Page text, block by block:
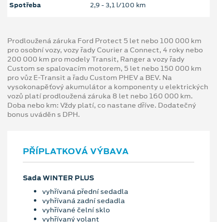
Spotřeba 2,9 ‐ 3,1 l/100 km
Prodloužená záruka Ford Protect 5 let nebo 100 000 km
pro osobní vozy, vozy řady Courier a Connect, 4 roky nebo
200 000 km pro modely Transit, Ranger a vozy řady
Custom se spalovacím motorem, 5 let nebo 150 000 km
pro vůz E-Transit a řadu Custom PHEV a BEV. Na
vysokonapěťový akumulátor a komponenty u elektrických
vozů platí prodloužená záruka 8 let nebo 160 000 km.
Doba nebo km: Vždy platí, co nastane dříve. Dodatečný
bonus uváděn s DPH.
PŘÍPLATKOVÁ VÝBAVA
Sada WINTER PLUS
vyhřívaná přední sedadla
vyhřívaná zadní sedadla
vyhřívané čelní sklo
vyhřívaný volant